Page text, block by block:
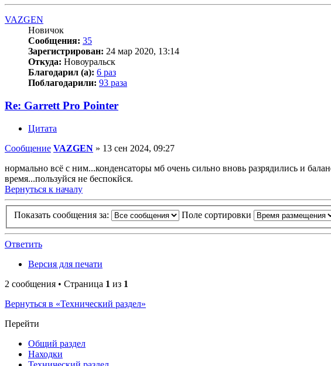
VAZGEN
Новичок
Сообщения: 35
Зарегистрирован: 24 мар 2020, 13:14
Откуда: Новоуральск
Благодарил (а): 6 раз
Поблагодарили: 93 раза
Re: Garrett Pro Pointer
Цитата
Сообщение VAZGEN » 13 сен 2024, 09:27
нормально всё с ним...конденсаторы мб очень сильно вновь разрядились и
время...пользуйся не беспокйся.
Вернуться к началу
Показать сообщения за: Поле сортировки
Ответить
Версия для печати
2 сообщения • Страница 1 из 1
Вернуться в «Технический раздел»
Перейти
Общий раздел
Находки